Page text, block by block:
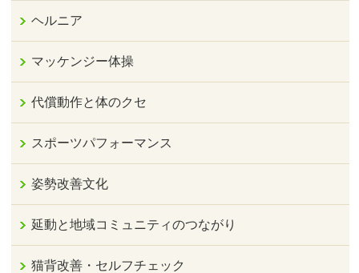
ヘルニア
マッケンジー体操
代償動作と体のクセ
スポーツパフォーマンス
姿勢改善文化
延動と地域コミュニティのつながり
猫背改善・セルフチェック